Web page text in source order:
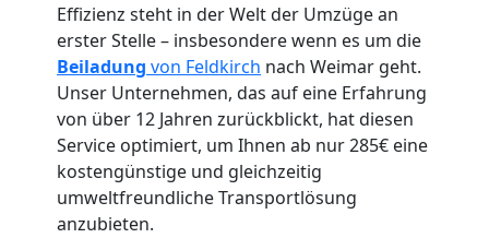
Effizienz steht in der Welt der Umzüge an
erster Stelle – insbesondere wenn es um die
Beiladung von Feldkirch nach Weimar geht.
Unser Unternehmen, das auf eine Erfahrung
von über 12 Jahren zurückblickt, hat diesen
Service optimiert, um Ihnen ab nur 285€ eine
kostengünstige und gleichzeitig
umweltfreundliche Transportlösung
anzubieten.
Umzugshelfer
Feldkirch